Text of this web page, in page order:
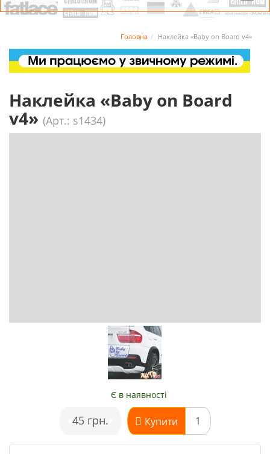
Головна Наклейка «Baby on Board v4»
Наклейка «Baby on Board
v4» (Арт.: s1434)
Є в наявності
45 грн. Купити